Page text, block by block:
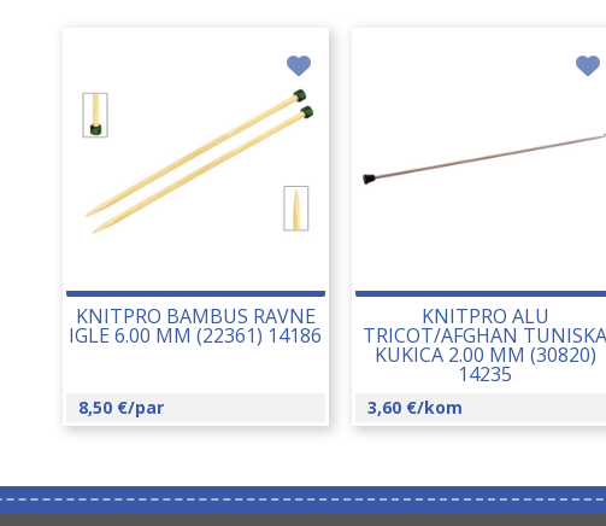
KNITPRO BAMBUS RAVNE
IGLE 6.00 MM (22361) 14186
8,50 €/par
KNITPRO ALU
TRICOT/AFGHAN TUNISKA
KUKICA 2.00 MM (30820)
14235
3,60 €/kom